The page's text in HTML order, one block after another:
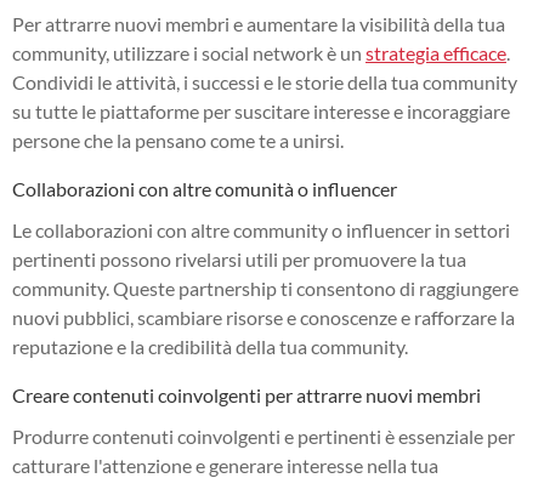
Per attrarre nuovi membri e aumentare la visibilità della tua
community, utilizzare i social network è un strategia efficace
Condividi le attività, i successi e le storie della tua community
su tutte le piattaforme per suscitare interesse e incoraggiare
persone che la pensano come te a unirsi.
Collaborazioni con altre comunità o influencer
Le collaborazioni con altre community o influencer in settori
pertinenti possono rivelarsi utili per promuovere la tua
community. Queste partnership ti consentono di raggiungere
nuovi pubblici, scambiare risorse e conoscenze e rafforzare la
reputazione e la credibilità della tua community.
Creare contenuti coinvolgenti per attrarre nuovi membri
Produrre contenuti coinvolgenti e pertinenti è essenziale per
catturare l'attenzione e generare interesse nella tua